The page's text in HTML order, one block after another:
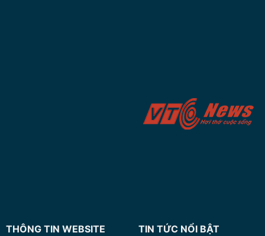
THÔNG TIN WEBSITE TIN TỨC NỔI BẬT